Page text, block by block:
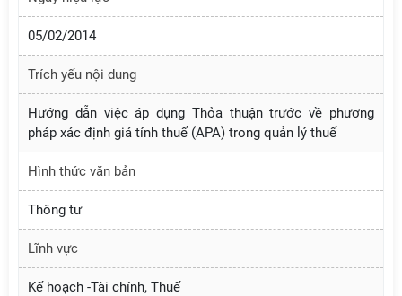
05/02/2014
Trích yếu nội dung
Hướng dẫn việc áp dụng Thỏa thuận trước về phương
pháp xác định giá tính thuế (APA) trong quản lý thuế
Hình thức văn bản
Thông tư
Lĩnh vực
Kế hoạch -Tài chính, Thuế